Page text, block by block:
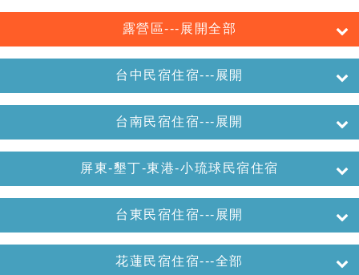
露營區---展開全部
台中民宿住宿---展開
台南民宿住宿---展開
屏東-墾丁-東港-小琉球民宿住宿
台東民宿住宿---展開
花蓮民宿住宿---全部